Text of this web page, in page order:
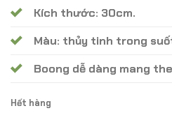
Kích thước: 30cm.
Màu: thủy tinh trong
Boong dễ dàng mang
Hết hàng